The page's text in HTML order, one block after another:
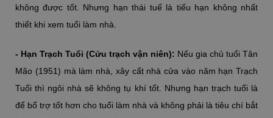
không được tốt. Nhưng hạn thái tuế là tiểu hạn không nhất
thiết khi xem tuổi làm nhà.
- Hạn Trạch Tuổi (Cửu trạch vận niên): Nếu gia chủ tuổi Tân
Mão (1951) mà làm nhà, xây cất nhà cửa vào năm hạn Trạch
Tuổi thì ngôi nhà sẽ không tụ khí tốt. Nhưng hạn trạch tuổi là
để bổ trợ tốt hơn cho tuổi làm nhà và không phải là tiêu chí bắt